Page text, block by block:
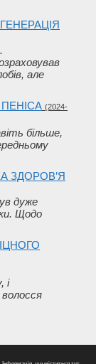
але
(2024-
більше,
ЗДОРОВ’Я
дуже
Щодо
і